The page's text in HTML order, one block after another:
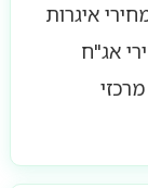
איגרות
אג"ח